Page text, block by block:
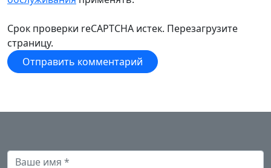
Срок проверки reCAPTCHA истек. Перезагрузите
страницу.